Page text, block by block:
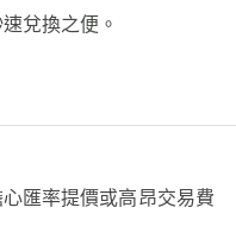
兌換之便。
匯率提價或高昂交易費